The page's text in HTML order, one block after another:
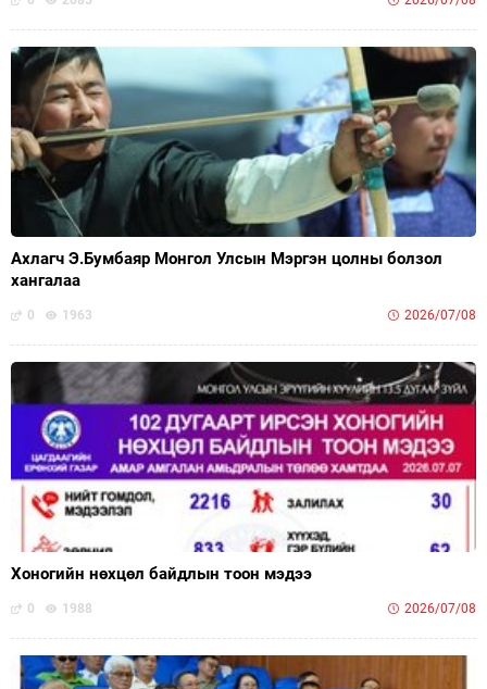
Ахлагч Э.Бумбаяр Монгол Улсын Мэргэн цолны болзол
хангалаа
0 1963 2026/07/08
Хоногийн нөхцөл байдлын тоон мэдээ
0 1988 2026/07/08